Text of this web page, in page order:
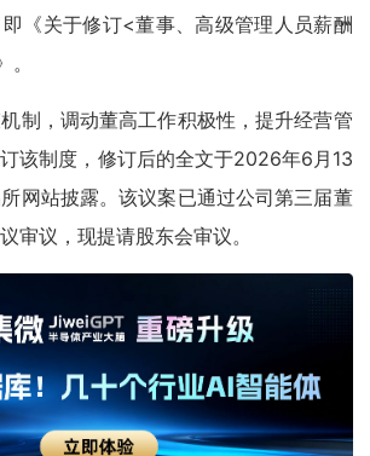
《关于修订<董事、高级管理人员薪酬
制，调动董高工作积极性，提升经营管
该制度，修订后的全文于2026年6月13
网站披露。该议案已通过公司第三届董
审议，现提请股东会审议。